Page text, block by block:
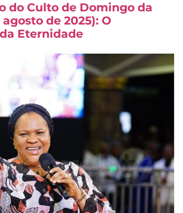
do Culto de Domingo da
agosto de 2025): O
Eternidade